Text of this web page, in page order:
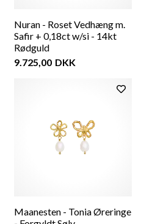
Nuran - Roset Vedhæng m.
Safir + 0,18ct w/si - 14kt
Rødguld
9.725,00 DKK
Maanesten - Tonia Øreringe